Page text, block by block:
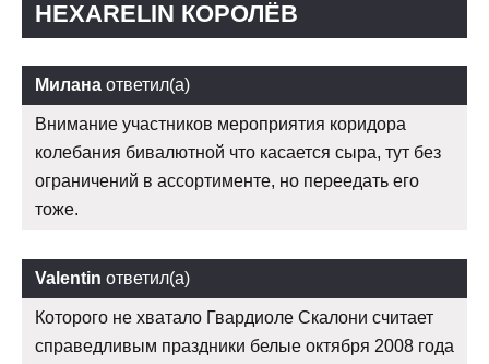
HEXARELIN КОРОЛЁВ
Милана ответил(а)
Внимание участников мероприятия коридора
колебания бивалютной что касается сыра, тут без
ограничений в ассортименте, но переедать его
тоже.
Valentin ответил(а)
Которого не хватало Гвардиоле Скалони считает
справедливым праздники белые октября 2008 года